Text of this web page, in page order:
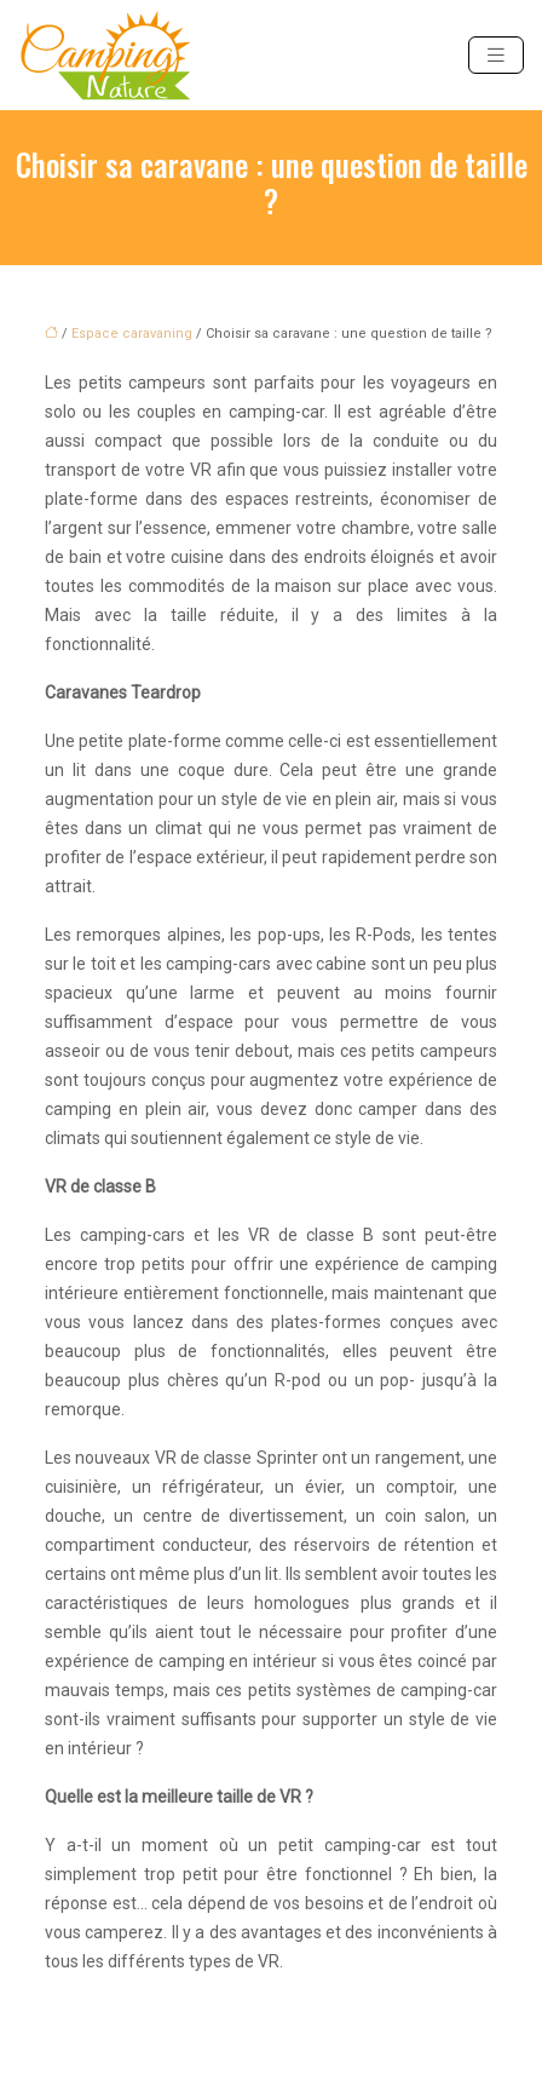
Choisir sa caravane : une question de taille
?
/ Espace caravaning / Choisir sa caravane : une question de taille ?
Les petits campeurs sont parfaits pour les voyageurs en
solo ou les couples en camping-car. Il est agréable d’être
aussi compact que possible lors de la conduite ou du
transport de votre VR afin que vous puissiez installer votre
plate-forme dans des espaces restreints, économiser de
l’argent sur l’essence, emmener votre chambre, votre salle
de bain et votre cuisine dans des endroits éloignés et avoir
toutes les commodités de la maison sur place avec vous.
Mais avec la taille réduite, il y a des limites à la
fonctionnalité.
Caravanes Teardrop
Une petite plate-forme comme celle-ci est essentiellement
un lit dans une coque dure. Cela peut être une grande
augmentation pour un style de vie en plein air, mais si vous
êtes dans un climat qui ne vous permet pas vraiment de
profiter de l’espace extérieur, il peut rapidement perdre son
attrait.
Les remorques alpines, les pop-ups, les R-Pods, les tentes
sur le toit et les camping-cars avec cabine sont un peu plus
spacieux qu’une larme et peuvent au moins fournir
suffisamment d’espace pour vous permettre de vous
asseoir ou de vous tenir debout, mais ces petits campeurs
sont toujours conçus pour augmentez votre expérience de
camping en plein air, vous devez donc camper dans des
climats qui soutiennent également ce style de vie.
VR de classe B
Les camping-cars et les VR de classe B sont peut-être
encore trop petits pour offrir une expérience de camping
intérieure entièrement fonctionnelle, mais maintenant que
vous vous lancez dans des plates-formes conçues avec
beaucoup plus de fonctionnalités, elles peuvent être
beaucoup plus chères qu’un R-pod ou un pop- jusqu’à la
remorque.
Les nouveaux VR de classe Sprinter ont un rangement, une
cuisinière, un réfrigérateur, un évier, un comptoir, une
douche, un centre de divertissement, un coin salon, un
compartiment conducteur, des réservoirs de rétention et
certains ont même plus d’un lit. Ils semblent avoir toutes les
caractéristiques de leurs homologues plus grands et il
semble qu’ils aient tout le nécessaire pour profiter d’une
expérience de camping en intérieur si vous êtes coincé par
mauvais temps, mais ces petits systèmes de camping-car
sont-ils vraiment suffisants pour supporter un style de vie
en intérieur ?
Quelle est la meilleure taille de VR ?
Y a-t-il un moment où un petit camping-car est tout
simplement trop petit pour être fonctionnel ? Eh bien, la
réponse est… cela dépend de vos besoins et de l’endroit où
vous camperez. Il y a des avantages et des inconvénients à
tous les différents types de VR.